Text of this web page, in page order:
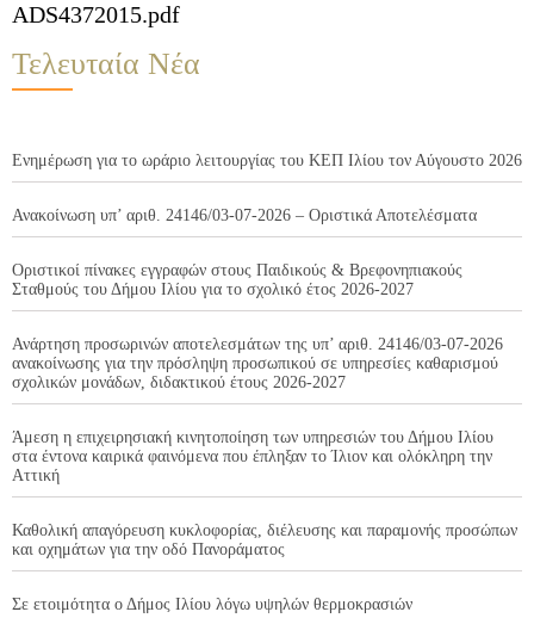
ADS4372015.pdf
Τελευταία Νέα
Ενημέρωση για το ωράριο λειτουργίας του ΚΕΠ Ιλίου τον Αύγουστο 2026
Ανακοίνωση υπ’ αριθ. 24146/03-07-2026 – Οριστικά Αποτελέσματα
Οριστικοί πίνακες εγγραφών στους Παιδικούς & Βρεφονηπιακούς
Σταθμούς του Δήμου Ιλίου για το σχολικό έτος 2026-2027
Ανάρτηση προσωρινών αποτελεσμάτων της υπ’ αριθ. 24146/03-07-2026
ανακοίνωσης για την πρόσληψη προσωπικού σε υπηρεσίες καθαρισμού
σχολικών μονάδων, διδακτικού έτους 2026-2027
Άμεση η επιχειρησιακή κινητοποίηση των υπηρεσιών του Δήμου Ιλίου
στα έντονα καιρικά φαινόμενα που έπληξαν το Ίλιον και ολόκληρη την
Αττική
Καθολική απαγόρευση κυκλοφορίας, διέλευσης και παραμονής προσώπων
και οχημάτων για την οδό Πανοράματος
Σε ετοιμότητα ο Δήμος Ιλίου λόγω υψηλών θερμοκρασιών